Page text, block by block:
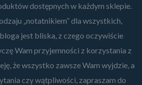
dostępnych w każdym sklepie.
„notatnikiem” dla wszystkich,
jest bliska, z czego oczywiście
Wam przyjemności z korzystania z
że wszystko zawsze Wam wyjdzie, a
czy wątpliwości, zapraszam do